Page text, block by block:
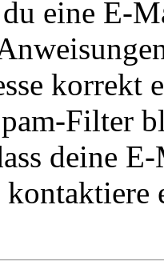
eine E-
korrekt
Filter
deine